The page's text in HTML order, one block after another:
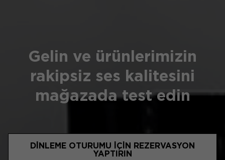
Gelin ve ürünlerimizin
rakipsiz ses kalitesini
mağazada test edin
DINLEME OTURUMU IÇIN REZERVASYON
YAPTIRIN